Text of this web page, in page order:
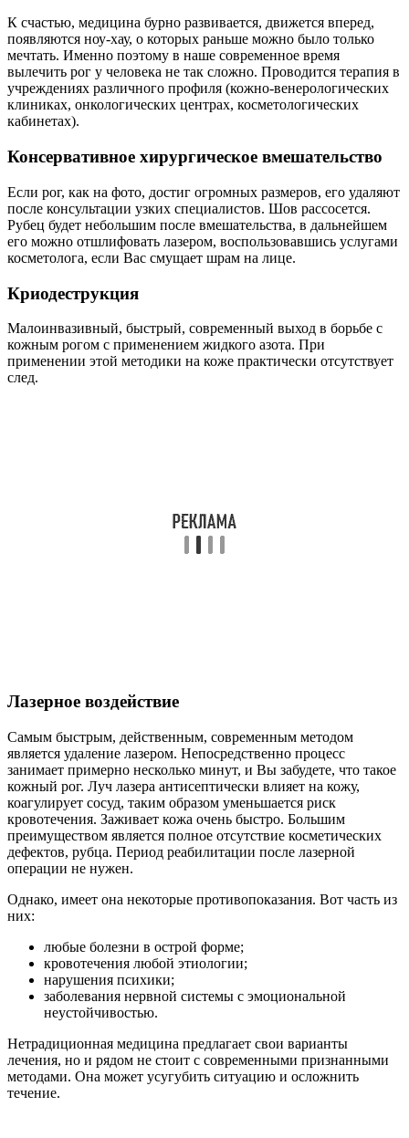
К счастью, медицина бурно развивается, движется вперед,
появляются ноу-хау, о которых раньше можно было только
мечтать. Именно поэтому в наше современное время
вылечить рог у человека не так сложно. Проводится терапия в
учреждениях различного профиля (кожно-венерологических
клиниках, онкологических центрах, косметологических
кабинетах).
Консервативное хирургическое вмешательство
Если рог, как на фото, достиг огромных размеров, его удаляют
после консультации узких специалистов. Шов рассосется.
Рубец будет небольшим после вмешательства, в дальнейшем
его можно отшлифовать лазером, воспользовавшись услугами
косметолога, если Вас смущает шрам на лице.
Криодеструкция
Малоинвазивный, быстрый, современный выход в борьбе с
кожным рогом с применением жидкого азота. При
применении этой методики на коже практически отсутствует
след.
Лазерное воздействие
Самым быстрым, действенным, современным методом
является удаление лазером. Непосредственно процесс
занимает примерно несколько минут, и Вы забудете, что такое
кожный рог. Луч лазера антисептически влияет на кожу,
коагулирует сосуд, таким образом уменьшается риск
кровотечения. Заживает кожа очень быстро. Большим
преимуществом является полное отсутствие косметических
дефектов, рубца. Период реабилитации после лазерной
операции не нужен.
Однако, имеет она некоторые противопоказания. Вот часть из
них:
любые болезни в острой форме;
кровотечения любой этиологии;
нарушения психики;
заболевания нервной системы с эмоциональной
неустойчивостью.
Нетрадиционная медицина предлагает свои варианты
лечения, но и рядом не стоит с современными признанными
методами. Она может усугубить ситуацию и осложнить
течение.